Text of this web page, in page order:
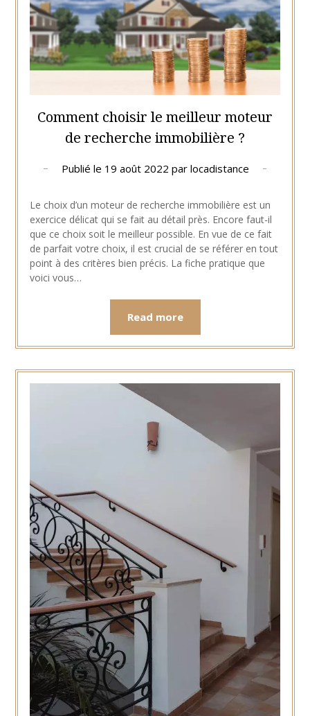
Comment choisir le meilleur moteur
de recherche immobilière ?
Publié le 19 août 2022 par locadistance
Le choix d’un moteur de recherche immobilière est un
exercice délicat qui se fait au détail près. Encore faut-il
que ce choix soit le meilleur possible. En vue de ce fait
de parfait votre choix, il est crucial de se référer en tout
point à des critères bien précis. La fiche pratique que
voici vous…
Read more